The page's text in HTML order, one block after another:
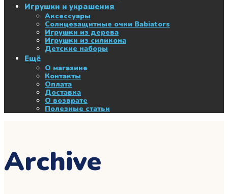
Игрушки и украшения
Аксессуары
Солнцезащитные очки Babiators
Игрушки из дерева
Игрушки из силикона
Детские наборы
Ещё
О магазине
Контакты
Оплата
Доставка
О возврате
Полезные статьи
Archive